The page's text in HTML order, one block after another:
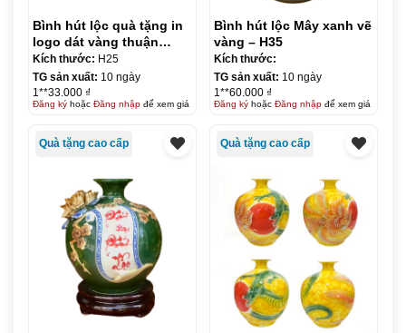
Bình hút lộc quà tặng in
logo dát vàng thuận
buồm xuôi gió 25cm KQ-
BHL14
Kích thước: H25
TG sản xuất: 10 ngày
1**33.000 ₫
Đăng kýhoặc Đăng nhậpđể xem giá
Bình hút lộc Mây xanh vẽ
vàng – H35
Kích thước:
TG sản xuất: 10 ngày
1**60.000 ₫
Đăng kýhoặc Đăng nhậpđể xem giá
Quà tặng cao cấp Quà tặng cao cấp